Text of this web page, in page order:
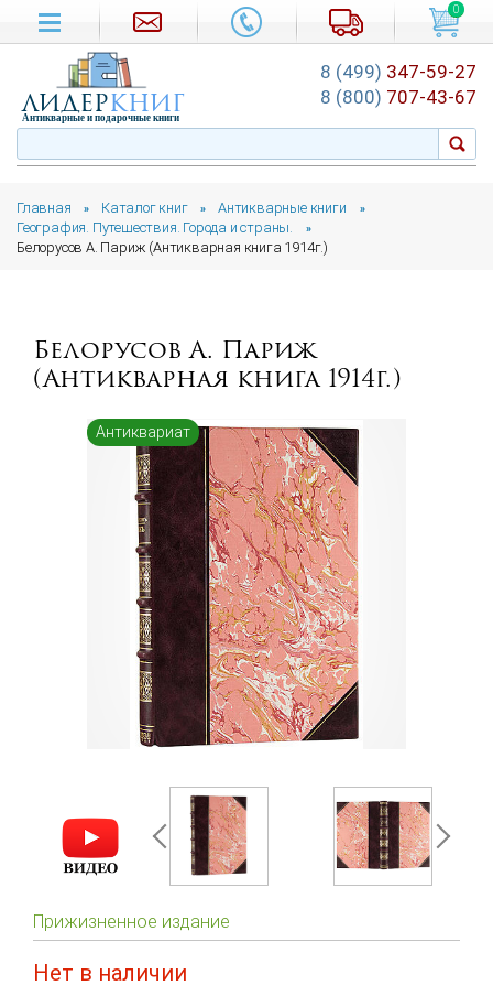
Главная » Каталог книг » Антикварные книги »
География. Путешествия. Города и страны. »
Белорусов А. Париж (Антикварная книга 1914г.)
Белорусов А. Париж
(Антикварная книга 1914г.)
Антиквариат
Прижизненное издание
Нет в наличии
0
лидеркниг
Антикварные и подарочные книги
8 (499) 347-59-27
8 (800) 707-43-67